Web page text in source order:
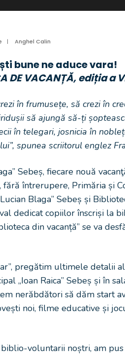
| Anghel Calin
bune ne aduce vara!
DE VACANȚĂ, ediția a
în frumusețe, să crezi în
să ajungă să-ți
în telegari, josnicia în
spunea scriitorul englez
Sebeș, fiecare nouă
fără întrerupere, Primăria și
Blaga” Sebeș și
dedicat copiilor înscriși la
din vacanță” se va
pregătim ultimele detalii
„Ioan Raica” Sebeș și în
nerăbdători să dăm start
noi, filme educative și
voluntarii noștri, am pus